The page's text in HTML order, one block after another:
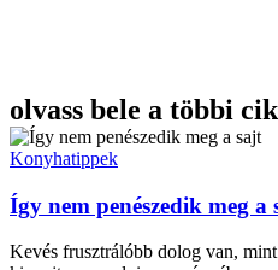
olvass bele a többi
Konyhatippek
Így nem penészedik meg a
Kevés frusztrálóbb dolog van,